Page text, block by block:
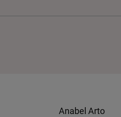
Anabel Arto